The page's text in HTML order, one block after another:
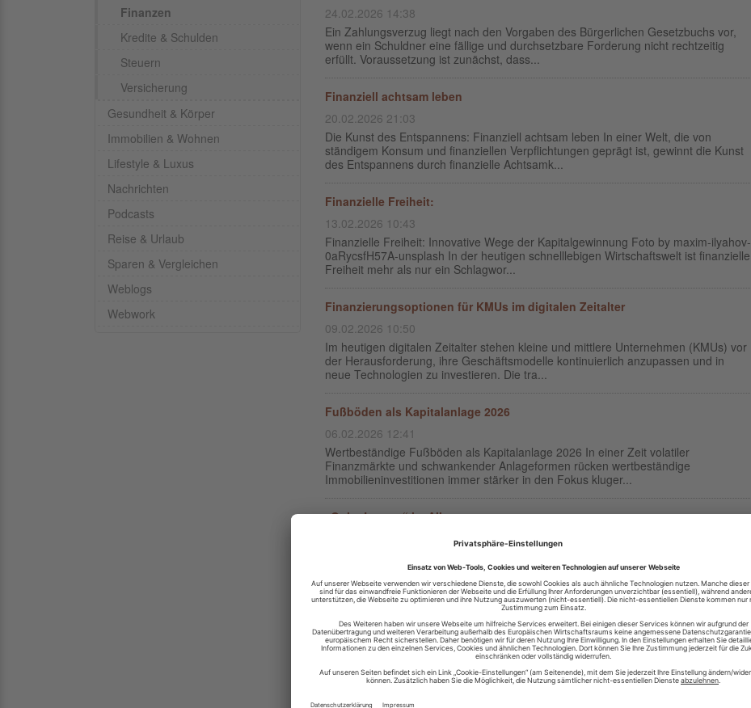
Finanzen
Kredite & Schulden
Steuern
Versicherung
Gesundheit & Körper
Immobilien & Wohnen
Lifestyle & Luxus
Nachrichten
Podcasts
Reise & Urlaub
Sparen & Vergleichen
Weblogs
Webwork
24.02.2026 14:38
Ein Zahlungsverzug liegt nach den Vorgaben des Bürgerlichen Gesetzbuchs vor,
wenn ein Schuldner eine fällige und durchsetzbare Forderung nicht rechtzeitig
erfüllt. Voraussetzung ist zunächst, dass...
Finanziell achtsam leben
20.02.2026 21:03
Die Kunst des Entspannens: Finanziell achtsam leben In einer Welt, die von
ständigem Konsum und finanziellen Verpflichtungen geprägt ist, gewinnt die Kunst
des Entspannens durch finanzielle Achtsamk...
Finanzielle Freiheit:
13.02.2026 10:43
Finanzielle Freiheit: Innovative Wege der Kapitalgewinnung Foto by maxim-ilyahov-
0aRycsfH57A-unsplash In der heutigen schnelllebigen Wirtschaftswelt ist finanzielle
Freiheit mehr als nur ein Schlagwor...
Finanzierungsoptionen für KMUs im digitalen Zeitalter
09.02.2026 10:50
Im heutigen digitalen Zeitalter stehen kleine und mittlere Unternehmen (KMUs) vor
der Herausforderung, ihre Geschäftsmodelle kontinuierlich anzupassen und in
neue Technologien zu investieren. Die tra...
Fußböden als Kapitalanlage 2026
06.02.2026 12:41
Wertbeständige Fußböden als Kapitalanlage 2026 In einer Zeit volatiler
Finanzmärkte und schwankender Anlageformen rücken wertbeständige
Immobilieninvestitionen immer stärker in den Fokus kluger...
„Quiet Luxury“ im Alltag:
Luxury steht im Schmuck für eine Ästhetik, die nicht über Lautstärke funktioniert,
sondern über Qualität....
Diese Trendmarken konnten mit großem Wachstum überzeugen
31.01.2026 12:43
Das Konsumverhalten in Deutschland unterliegt einem spürbaren Strukturwandel.
Klassische Markentreue verliert zunehmend an Bedeutung, während Flexibilität,
Komfort, digitale Erreichbarkeit und emot...